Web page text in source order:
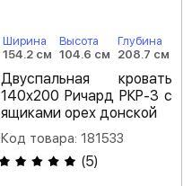
Ширина
154.2 см
Высота
104.6 см
Глубина
208.7 см
Двуспальная кровать
140х200 Ричард РКР-3 с
ящиками орех донской
Код товара: 181533
(5)